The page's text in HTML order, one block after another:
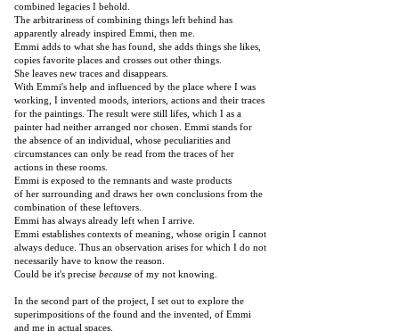
combined legacies I behold.
The arbitrariness of combining things left behind has
apparently already inspired Emmi, then me.
Emmi adds to what she has found, she adds things she likes,
copies favorite places and crosses out other things.
She leaves new traces and disappears.
With Emmi's help and influenced by the place where I was
working, I invented moods, interiors, actions and their traces
for the paintings. The result were still lifes, which I as a
painter had neither arranged nor chosen. Emmi stands for
the absence of an individual, whose peculiarities and
circumstances can only be read from the traces of her
actions in these rooms.
Emmi is exposed to the remnants and waste products
of her surrounding and draws her own conclusions from the
combination of these leftovers.
Emmi has always already left when I arrive.
Emmi establishes contexts of meaning, whose origin I cannot
always deduce. Thus an observation arises for which I do not
necessarily have to know the reason.
Could be it's precise because of my not knowing.
In the second part of the project, I set out to explore the
superimpositions of the found and the invented, of Emmi
and me in actual spaces.